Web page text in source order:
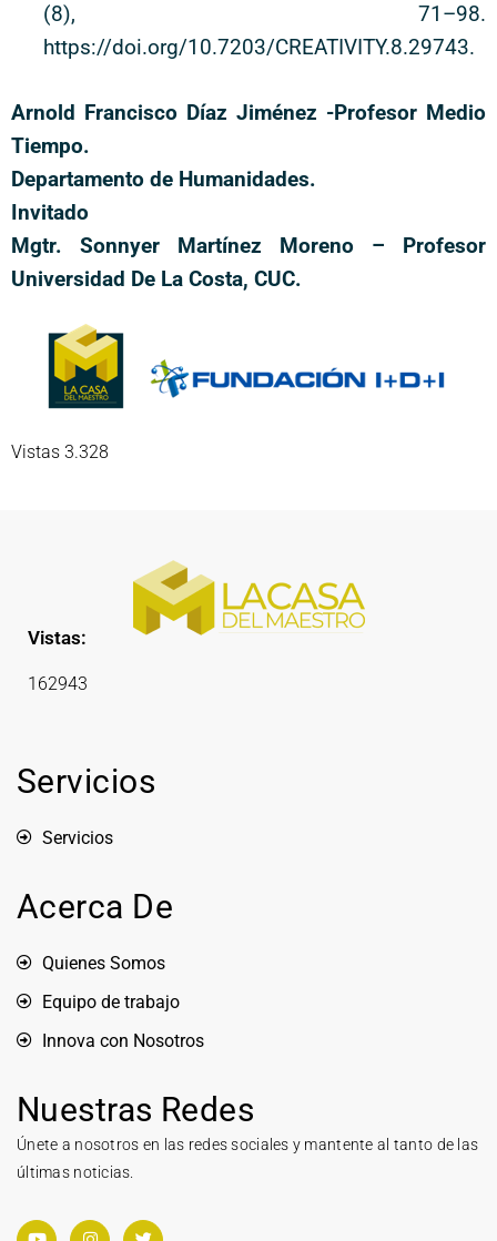
(8), 71–98.
https://doi.org/10.7203/CREATIVITY.8.29743.
Arnold Francisco Díaz Jiménez -Profesor Medio
Tiempo.
Departamento de Humanidades.
Invitado
Mgtr. Sonnyer Martínez Moreno – Profesor
Universidad De La Costa, CUC.
Vistas 3.328
Vistas:
162943
Servicios
Servicios
Acerca De
Quienes Somos
Equipo de trabajo
Innova con Nosotros
Nuestras Redes
Únete a nosotros en las redes sociales y mantente al tanto de las
últimas noticias.